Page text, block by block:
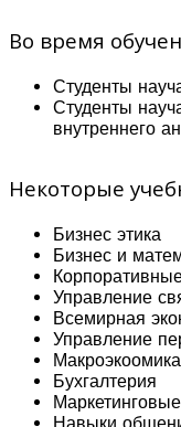
Во время
Студенты
Студенты
внутреннего
Некоторые
Бизнес этика
Бизнес и
Управление
Всемирная
Управление
Бухгалтерия